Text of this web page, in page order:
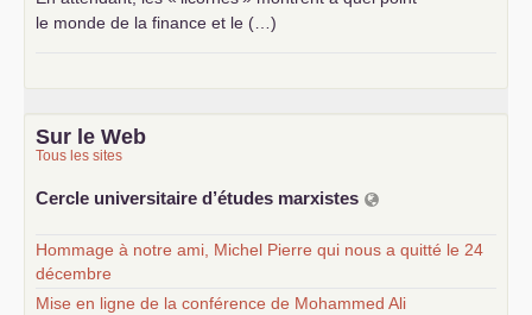
le monde de la finance et le (…)
Sur le Web
Tous les sites
Cercle universitaire d’études marxistes
Hommage à notre ami, Michel Pierre qui nous a quitté le 24
décembre
Mise en ligne de la conférence de Mohammed Ali